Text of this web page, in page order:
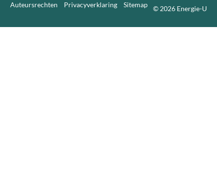
© 2026 Energie-U
Auteursrechten Privacyverklaring Sitemap